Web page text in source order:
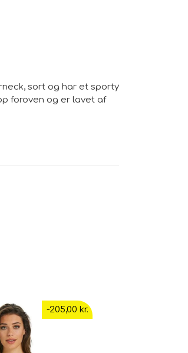
- Bærbar og diverse
sort og har et sporty
foroven og er lavet af
-205,00 kr.